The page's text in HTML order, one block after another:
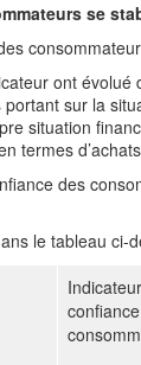
se
ont
sur la
situation
termes
des
le tableau ci-